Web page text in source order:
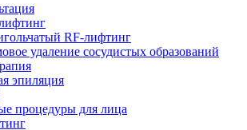
RF-лифтинг
удаление сосудистых образований
эпиляция
процедуры для лица